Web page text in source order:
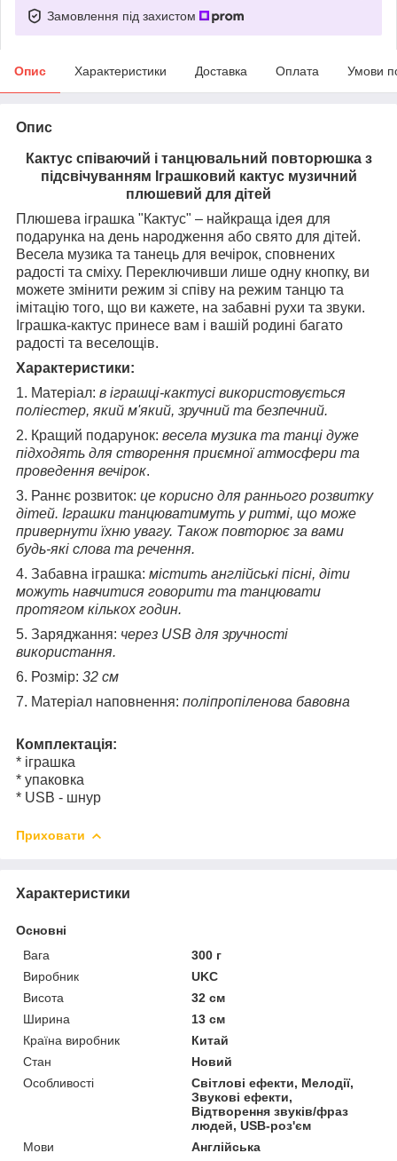
Замовлення під захистом
Опис Характеристики Доставка Оплата Умови
Опис
Кактус співаючий і танцювальний повторюшка з
підсвічуванням Іграшковий кактус музичний
плюшевий для дітей
Плюшева іграшка "Кактус" – найкраща ідея для
подарунка на день народження або свято для дітей.
Весела музика та танець для вечірок, сповнених
радості та сміху. Переключивши лише одну кнопку, ви
можете змінити режим зі співу на режим танцю та
імітацію того, що ви кажете, на забавні рухи та звуки.
Іграшка-кактус принесе вам і вашій родині багато
радості та веселощів.
Характеристики:
1. Матеріал: в іграшці-кактусі використовується
поліестер, який м'який, зручний та безпечний.
2. Кращий подарунок: весела музика та танці дуже
підходять для створення приємної атмосфери та
проведення вечірок.
3. Раннє розвиток: це корисно для раннього розвитку
дітей. Іграшки танцюватимуть у ритмі, що може
привернути їхню увагу. Також повторює за вами
будь-які слова та речення.
4. Забавна іграшка: містить англійські пісні, діти
можуть навчитися говорити та танцювати
протягом кількох годин.
5. Заряджання: через USB для зручності
використання.
6. Розмір: 32 см
7. Матеріал наповнення: поліпропіленова бавовна
Комплектація:
* іграшка
* упаковка
* USB - шнур
Приховати
Характеристики
Основні
Вага
300 г
Виробник
UKC
Висота
32 см
Ширина
13 см
Країна виробник
Китай
Стан
Новий
Особливості
Світлові ефекти, Мелодії,
Звукові ефекти,
Відтворення звуків/фраз
людей, USB-роз'єм
Мови
Англійська